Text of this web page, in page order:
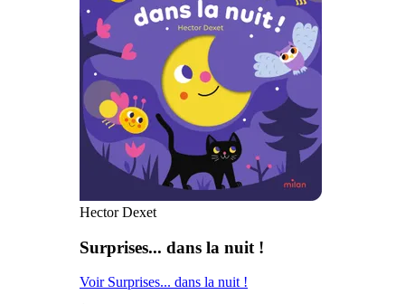
Hector Dexet
Surprises... dans la nuit !
Voir Surprises... dans la nuit !